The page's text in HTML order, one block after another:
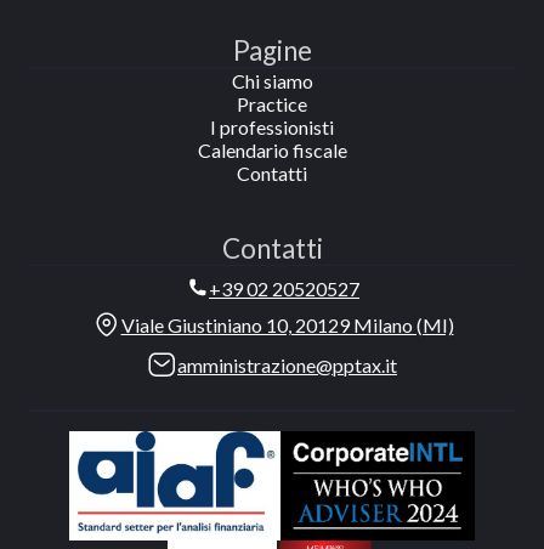
Pagine
Chi siamo
Practice
I professionisti
Calendario fiscale
Contatti
Contatti
+39 02 20520527
Viale Giustiniano 10, 20129 Milano (MI)
amministrazione@pptax.it